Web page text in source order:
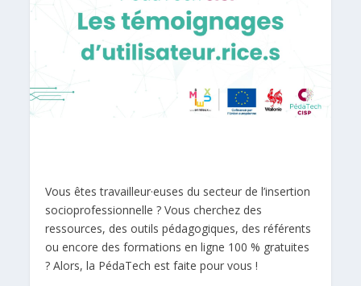
Vous êtes travailleur·euses du secteur de l’insertion
socioprofessionnelle ? Vous cherchez des
ressources, des outils pédagogiques, des référents
ou encore des formations en ligne 100 % gratuites
? Alors, la PédaTech est faite pour vous !